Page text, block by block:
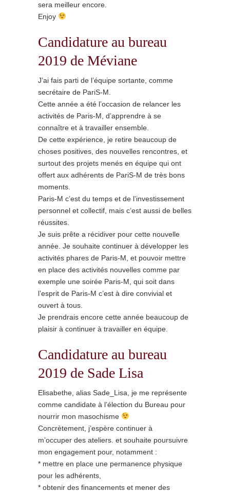
sera meilleur encore.
Enjoy
Candidature au bureau
2019 de Méviane
J’ai fais parti de l’équipe sortante, comme
secrétaire de PariS-M.
Cette année a été l’occasion de relancer les
activités de Paris-M, d’apprendre à se
connaître et à travailler ensemble.
De cette expérience, je retire beaucoup de
choses positives, des nouvelles rencontres, et
surtout des projets menés en équipe qui ont
offert aux adhérents de PariS-M de très bons
moments.
Paris-M c’est du temps et de l’investissement
personnel et collectif, mais c’est aussi de belles
réussites.
Je suis prête a récidiver pour cette nouvelle
année. Je souhaite continuer à développer les
activités phares de Paris-M, et pouvoir mettre
en place des activités nouvelles comme par
exemple une soirée Paris-M, qui soit dans
l’esprit de Paris-M c’est à dire convivial et
ouvert à tous.
Je prendrais encore cette année beaucoup de
plaisir à continuer à travailler en équipe.
Candidature au bureau
2019 de Sade Lisa
Elisabethe, alias Sade_Lisa, je me représente
comme candidate à l’élection du Bureau pour
nourrir mon masochisme
Concrètement, j’espère continuer à
m’occuper des ateliers. et souhaite poursuivre
mon engagement pour, notamment :
* mettre en place une permanence physique
pour les adhérents,
* obtenir des financements et mener des